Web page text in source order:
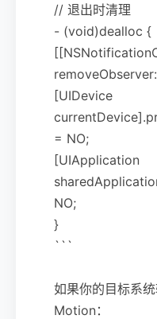
// 退出时清理
- (void)dealloc {
[UIDevice
= NO;
[UIApplication
NO;
}
```
如果你的目标系
Motion：